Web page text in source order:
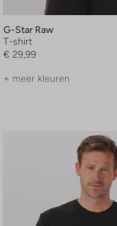
G-Star Raw
T-shirt
€ 29,99
+ meer kleuren